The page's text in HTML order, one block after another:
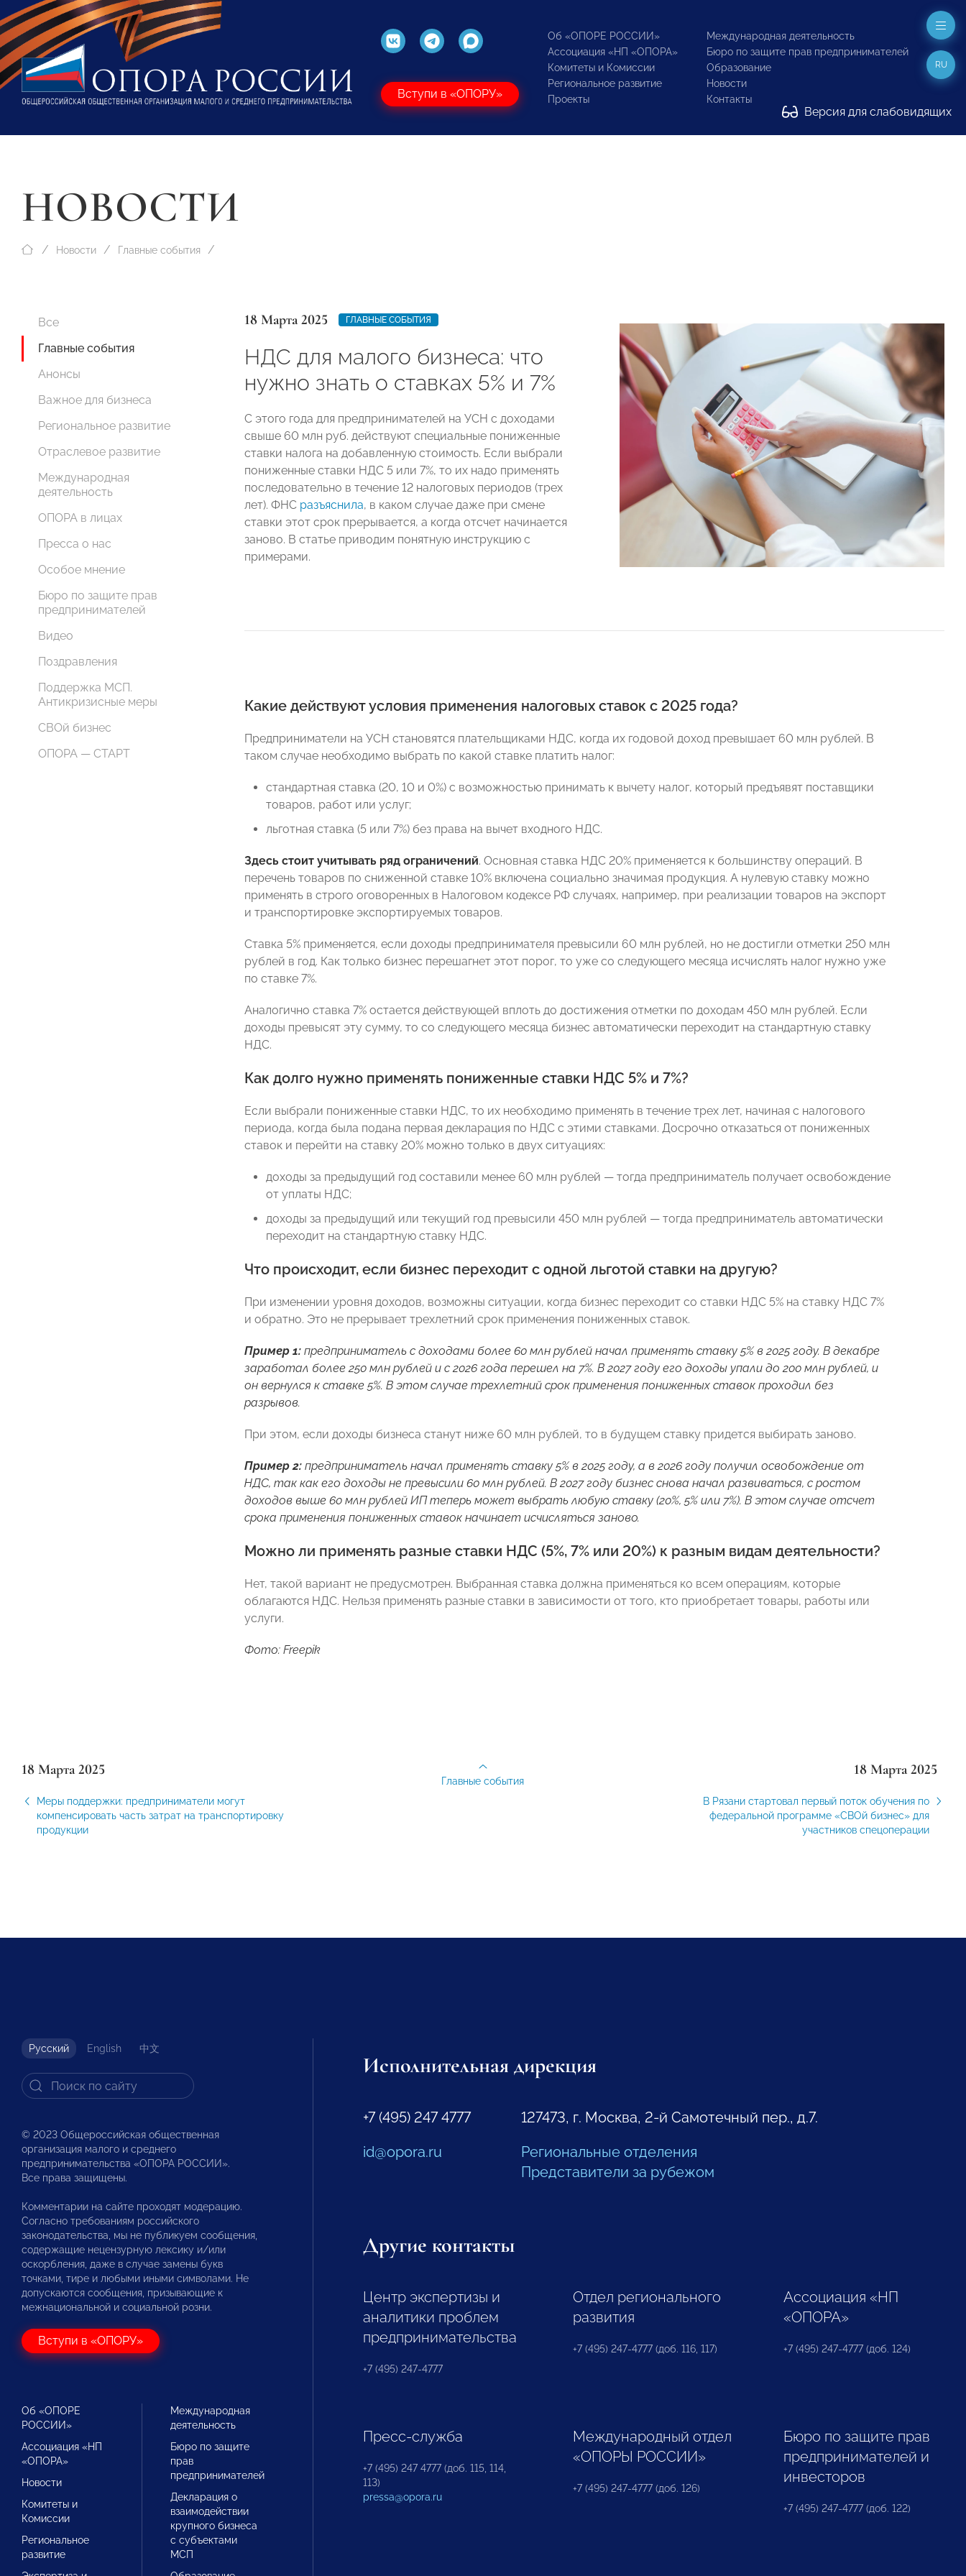
Вступи в «ОПОРУ»
Об «ОПОРЕ РОССИИ»
Ассоциация «НП «ОПОРА»
Комитеты и Комиссии
Региональное развитие
Проекты
Международная деятельность
Бюро по защите прав предпринимателей
Образование
Новости
Контакты
Версия для слабовидящих
RU
НОВОСТИ
Новости Главные события
Все
Главные события
Анонсы
Важное для бизнеса
Региональное развитие
Отраслевое развитие
Международная
деятельность
ОПОРА в лицах
Пресса о нас
Особое мнение
Бюро по защите прав
предпринимателей
Видео
Поздравления
Поддержка МСП.
Антикризисные меры
СВОй бизнес
ОПОРА — СТАРТ
18 Марта 2025 ГЛАВНЫЕ СОБЫТИЯ
НДС для малого бизнеса: что
нужно знать о ставках 5% и 7%
С этого года для предпринимателей на УСН с доходами
свыше 60 млн руб. действуют специальные пониженные
ставки налога на добавленную стоимость. Если выбрали
пониженные ставки НДС 5 или 7%, то их надо применять
последовательно в течение 12 налоговых периодов (трех
лет). ФНС разъяснила, в каком случае даже при смене
ставки этот срок прерывается, а когда отсчет начинается
заново. В статье приводим понятную инструкцию с
примерами.
Какие действуют условия применения налоговых ставок с 2025 года?
Предприниматели на УСН становятся плательщиками НДС, когда их годовой доход превышает 60 млн рублей. В
таком случае необходимо выбрать по какой ставке платить налог:
стандартная ставка (20, 10 и 0%) с возможностью принимать к вычету налог, который предъявят поставщики
товаров, работ или услуг;
льготная ставка (5 или 7%) без права на вычет входного НДС.
Здесь стоит учитывать ряд ограничений. Основная ставка НДС 20% применяется к большинству операций. В
перечень товаров по сниженной ставке 10% включена социально значимая продукция. А нулевую ставку можно
применять в строго оговоренных в Налоговом кодексе РФ случаях, например, при реализации товаров на экспорт
и транспортировке экспортируемых товаров.
Ставка 5% применяется, если доходы предпринимателя превысили 60 млн рублей, но не достигли отметки 250 млн
рублей в год. Как только бизнес перешагнет этот порог, то уже со следующего месяца исчислять налог нужно уже
по ставке 7%.
Аналогично ставка 7% остается действующей вплоть до достижения отметки по доходам 450 млн рублей. Если
доходы превысят эту сумму, то со следующего месяца бизнес автоматически переходит на стандартную ставку
НДС.
Как долго нужно применять пониженные ставки НДС 5% и 7%?
Если выбрали пониженные ставки НДС, то их необходимо применять в течение трех лет, начиная с налогового
периода, когда была подана первая декларация по НДС с этими ставками. Досрочно отказаться от пониженных
ставок и перейти на ставку 20% можно только в двух ситуациях:
доходы за предыдущий год составили менее 60 млн рублей — тогда предприниматель получает освобождение
от уплаты НДС;
доходы за предыдущий или текущий год превысили 450 млн рублей — тогда предприниматель автоматически
переходит на стандартную ставку НДС.
Что происходит, если бизнес переходит с одной льготой ставки на другую?
При изменении уровня доходов, возможны ситуации, когда бизнес переходит со ставки НДС 5% на ставку НДС 7%
и обратно. Это не прерывает трехлетний срок применения пониженных ставок.
Пример 1: предприниматель с доходами более 60 млн рублей начал применять ставку 5% в 2025 году. В декабре
заработал более 250 млн рублей и с 2026 года перешел на 7%. В 2027 году его доходы упали до 200 млн рублей, и
он вернулся к ставке 5%. В этом случае трехлетний срок применения пониженных ставок проходил без
разрывов.
При этом, если доходы бизнеса станут ниже 60 млн рублей, то в будущем ставку придется выбирать заново.
Пример 2: предприниматель начал применять ставку 5% в 2025 году, а в 2026 году получил освобождение от
НДС, так как его доходы не превысили 60 млн рублей. В 2027 году бизнес снова начал развиваться, с ростом
доходов выше 60 млн рублей ИП теперь может выбрать любую ставку (20%, 5% или 7%). В этом случае отсчет
срока применения пониженных ставок начинает исчисляться заново.
Можно ли применять разные ставки НДС (5%, 7% или 20%) к разным видам деятельности?
Нет, такой вариант не предусмотрен. Выбранная ставка должна применяться ко всем операциям, которые
облагаются НДС. Нельзя применять разные ставки в зависимости от того, кто приобретает товары, работы или
услуги.
Фото: Freepik
18 Марта 2025
Меры поддержки: предприниматели могут
компенсировать часть затрат на транспортировку
продукции
18 Марта 2025
В Рязани стартовал первый поток обучения по
федеральной программе «СВОй бизнес» для
участников спецоперации
Главные события
Русский English 中文
© 2023 Общероссийская общественная
организация малого и среднего
предпринимательства «ОПОРА РОССИИ».
Все права защищены.
Комментарии на сайте проходят модерацию.
Согласно требованиям российского
законодательства, мы не публикуем сообщения,
содержащие нецензурную лексику и/или
оскорбления, даже в случае замены букв
точками, тире и любыми иными символами. Не
допускаются сообщения, призывающие к
межнациональной и социальной розни.
Вступи в «ОПОРУ»
Об «ОПОРЕ
РОССИИ»
Ассоциация «НП
«ОПОРА»
Новости
Комитеты и
Комиссии
Региональное
развитие
Международная
деятельность
Бюро по защите
прав
предпринимателей
Декларация о
взаимодействии
крупного бизнеса
с субъектами
МСП
Исполнительная дирекция
+7 (495) 247 4777
id@opora.ru
127473, г. Москва, 2-й Самотечный пер., д.7.
Региональные отделения
Представители за рубежом
Другие контакты
Центр экспертизы и
аналитики проблем
предпринимательства
+7 (495) 247-4777
Отдел регионального
развития
+7 (495) 247-4777 (доб. 116, 117)
Ассоциация «НП
«ОПОРА»
+7 (495) 247-4777 (доб. 124)
Пресс-служба
+7 (495) 247 4777 (доб. 115, 114,
113)
pressa@opora.ru
Международный отдел
«ОПОРЫ РОССИИ»
+7 (495) 247-4777 (доб. 126)
Бюро по защите прав
предпринимателей и
инвесторов
+7 (495) 247-4777 (доб. 122)